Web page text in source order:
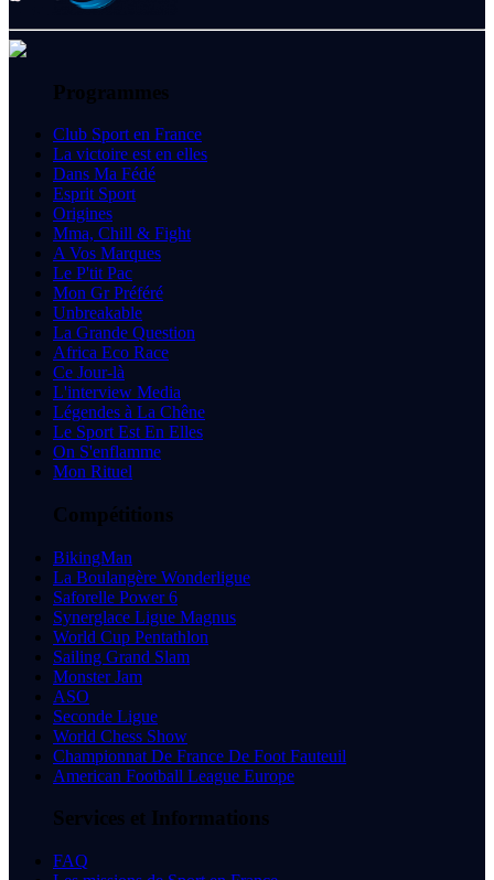
Programmes
Club Sport en France
La victoire est en elles
Dans Ma Fédé
Esprit Sport
Origines
Mma, Chill & Fight
A Vos Marques
Le P'tit Pac
Mon Gr Préféré
Unbreakable
La Grande Question
Africa Eco Race
Ce Jour-là
L'interview Media
Légendes à La Chêne
Le Sport Est En Elles
On S'enflamme
Mon Rituel
Compétitions
BikingMan
La Boulangère Wonderligue
Saforelle Power 6
Synerglace Ligue Magnus
World Cup Pentathlon
Sailing Grand Slam
Monster Jam
ASO
Seconde Ligue
World Chess Show
Championnat De France De Foot Fauteuil
American Football League Europe
Services et Informations
FAQ